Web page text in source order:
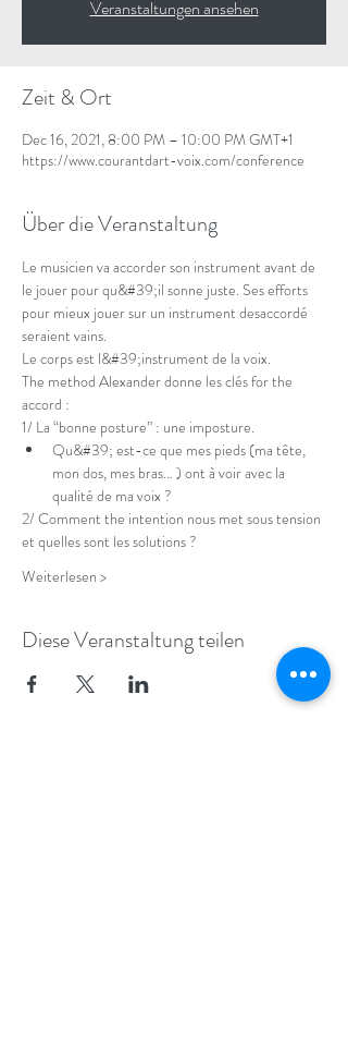
Veranstaltungen ansehen
Zeit & Ort
Dec 16, 2021, 8:00 PM – 10:00 PM GMT+1
https://www.courantdart-voix.com/conference
Über die Veranstaltung
Le musicien va accorder son instrument avant de
le jouer pour qu&#39;il sonne juste. Ses efforts
pour mieux jouer sur un instrument desaccordé
seraient vains.
Le corps est l&#39;instrument de la voix.
The method Alexander donne les clés for the
accord :
1/ La “bonne posture” : une imposture.
Qu&#39; est-ce que mes pieds (ma tête,
mon dos, mes bras… ) ont à voir avec la
qualité de ma voix ?
2/ Comment the intention nous met sous tension
et quelles sont les solutions ?
Weiterlesen >
Diese Veranstaltung teilen